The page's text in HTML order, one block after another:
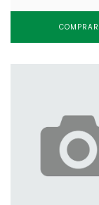
COMPRAR